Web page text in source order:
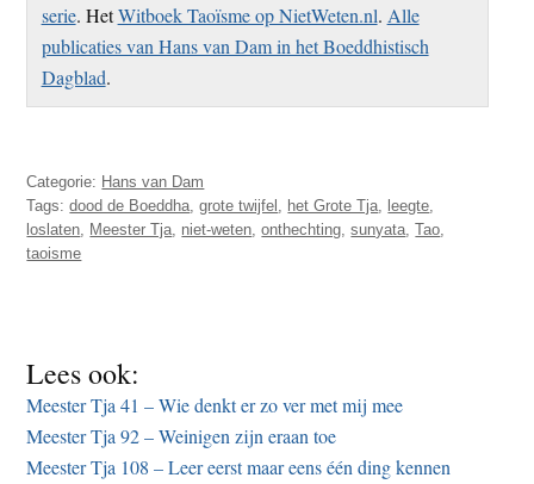
serie. HetWitboek Taoïsme op NietWeten.nl. Alle
publicaties van Hans van Dam in het Boeddhistisch
Dagblad.
Categorie: Hans van Dam
Tags:dood de Boeddha,grote twijfel , het Grote Tja, leegte,
loslaten, Meester Tja, niet-weten,onthechting,sunyata,Tao,
taoisme
Lees ook:
Meester Tja 41 – Wie denkt er zo ver met mij mee
Meester Tja 92 – Weinigen zijn eraan toe
Meester Tja 108 – Leer eerst maar eens één ding kennen